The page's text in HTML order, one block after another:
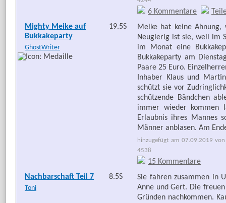
6 Kommentare
Mighty Meike auf
Bukkakeparty
GhostWriter
19.5S
Meike hat keine
Neugierig ist sie, weil im
im Monat eine
Bukkakeparty am
Paare 25 Euro.
Inhaber Klaus und
schützt sie vor
schützende Bändchen
immer wieder kommen
Erlaubnis ihres Mannes
Männer anblasen. Am
hinzugefügt am 07.09.2019
4538
15 Kommentare
Nachbarschaft Teil 7
Toni
8.5S
Sie fahren zusammen in
Anne und Gert. Die
Gründen nachkommen.